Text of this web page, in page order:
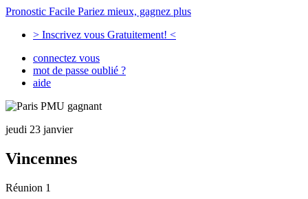
Pronostic Facile Pariez mieux, gagnez plus
> Inscrivez vous Gratuitement! <
connectez vous
mot de passe oublié ?
aide
jeudi 23 janvier
Vincennes
Réunion 1